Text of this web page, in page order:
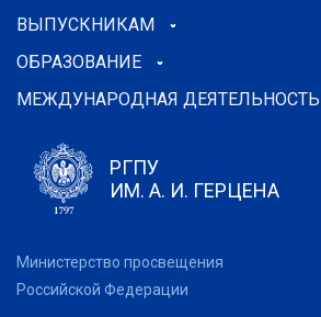
ВЫПУСКНИКАМ
ОБРАЗОВАНИЕ
МЕЖДУНАРОДНАЯ ДЕЯТЕЛЬНОСТЬ
РГПУ
ИМ. А. И. ГЕРЦЕНА
Министерство просвещения
Российской Федерации